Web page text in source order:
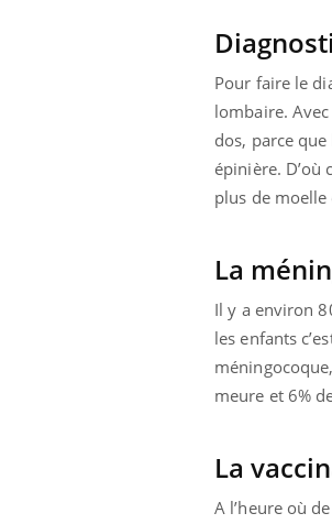
Pour faire le
lombaire.
dos, parce
épinière.
plus de
La
Il y a environ
les enfants
meure et 6%
La
A l’heure où
préparer pour l’été !
L'été arrive… et avec lui,
rythme de vie ! Vacances,
soleil, activités en plein